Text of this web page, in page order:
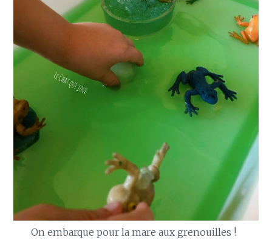
On embarque pour la mare aux grenouilles !